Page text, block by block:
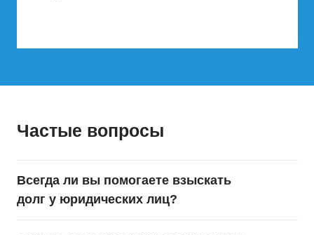
Частые вопросы
Всегда ли вы помогаете взыскать
долг у юридических лиц?